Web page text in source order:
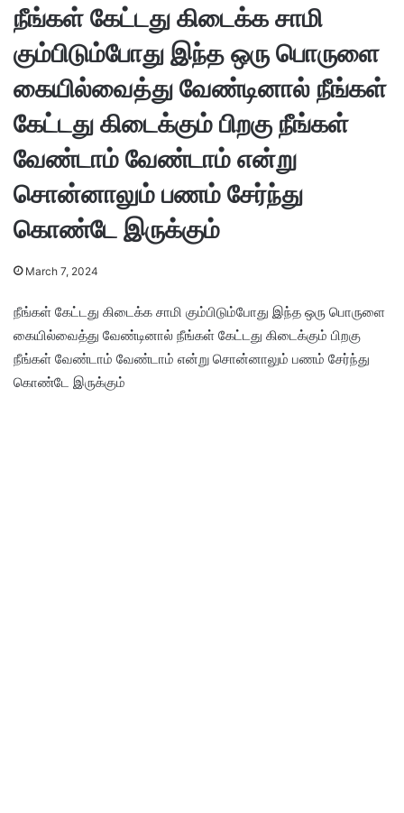
நீங்கள் கேட்டது கிடைக்க சாமி
கும்பிடும்போது இந்த ஒரு பொருளை
கையில்வைத்து வேண்டினால் நீங்கள்
கேட்டது கிடைக்கும் பிறகு நீங்கள்
வேண்டாம் வேண்டாம் என்று
சொன்னாலும் பணம் சேர்ந்து
கொண்டே இருக்கும்
March 7, 2024
நீங்கள் கேட்டது கிடைக்க சாமி கும்பிடும்போது இந்த ஒரு பொருளை
கையில்வைத்து வேண்டினால் நீங்கள் கேட்டது கிடைக்கும் பிறகு
நீங்கள் வேண்டாம் வேண்டாம் என்று சொன்னாலும் பணம் சேர்ந்து
கொண்டே இருக்கும்